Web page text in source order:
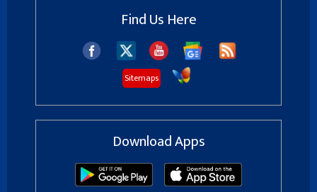
Find Us Here
Sitemaps
Download Apps